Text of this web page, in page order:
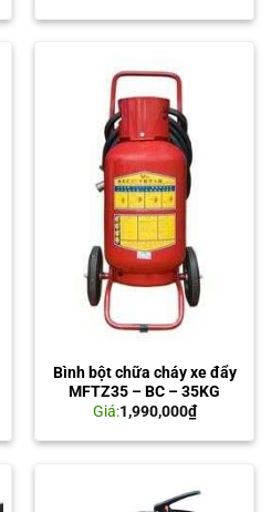
Bình bột chữa cháy xe đẩy
MFTZ35 – BC – 35KG
Giá:1,990,000₫